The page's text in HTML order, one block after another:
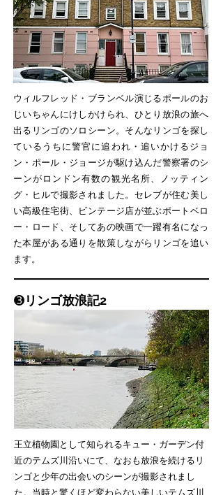
ウィルフレッド・ブランベル演じるポールのお
じいちゃんにけしかけられ、ひとり放浪の旅へ
出るリンゴのソロシーン。そんなリンゴを探し
ているうちに警官に追われ・追いかけるジョ
ン・ポール・ジョージが駆け込んだ警察署のシ
ーンがロンドン有数の観光名所、ノッティン
グ・ヒルで撮影されました。セレブが住む美し
い高級住宅街、ビンテージ店が並ぶポートベロ
ー・ロード、そしてあの映画で一躍有名になっ
た本屋がある通りを散策しながらリンゴを追い
ます。
➌リンゴ放浪記2
王立植物園として知られるキュー・ガーデン付
近のテムズ川沿いにて、なおも放浪を続けるリ
ンゴと少年の出会いのシーンが撮影されまし
た。当時と驚くほど変わらない美しいテムズ川